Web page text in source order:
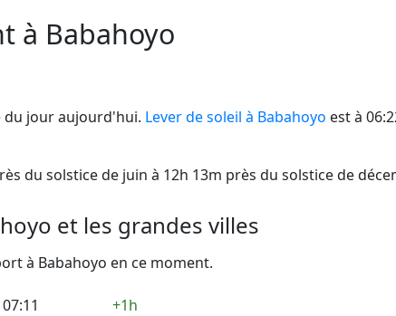
à Babahoyo
du jour aujourd'hui. Lever de soleil à Babahoyo est à
du solstice de juin à 12h 13m près du solstice de
et les grandes villes
à Babahoyo en ce moment.
+1h